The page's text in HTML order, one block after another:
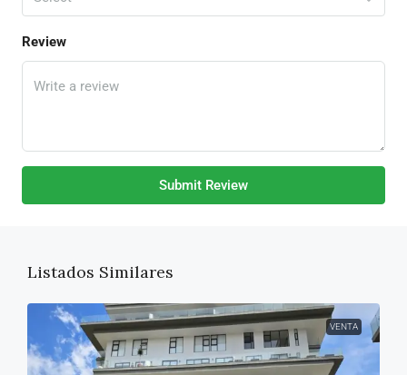
Review
Submit Review
Listados Similares
VENTA